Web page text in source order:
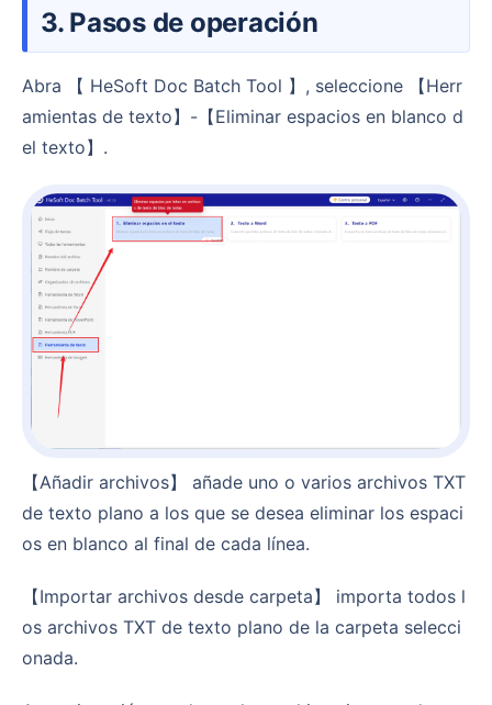
3. Pasos de operación
Abra 【 HeSoft Doc Batch Tool 】, seleccione 【Herr
amientas de texto】-【Eliminar espacios en blanco d
el texto】.
【Añadir archivos】 añade uno o varios archivos TXT
de texto plano a los que se desea eliminar los espaci
os en blanco al final de cada línea.
【Importar archivos desde carpeta】 importa todos l
os archivos TXT de texto plano de la carpeta selecci
onada.